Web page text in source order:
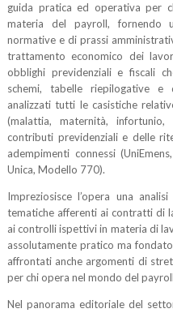
guida pratica ed operativa per
materia del payroll, fornendo
normative e di prassi
trattamento economico dei
obblighi previdenziali e fiscali
schemi, tabelle riepilogative e
analizzati tutti le casistiche
(malattia, maternità,
contributi previdenziali e delle
adempimenti connessi
Unica, Modello 770).
Impreziosisce l’opera una
tematiche afferenti ai contratti di
ai controlli ispettivi in materia di
assolutamente pratico ma
affrontati anche argomenti di
per chi opera nel mondo del
Nel panorama editoriale del